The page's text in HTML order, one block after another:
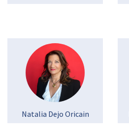
Natalia Dejo Oricain